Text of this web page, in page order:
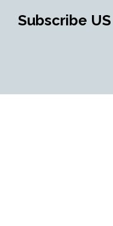
Subscribe